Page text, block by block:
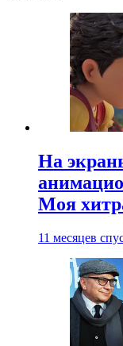
На
Моя
11 месяцев